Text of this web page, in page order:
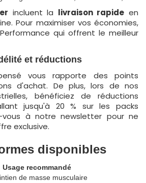
incluent la livraison rapide en
Pour maximiser vos économies,
qui offrent le meilleur
et réductions
vous rapporte des points
d'achat. De plus, lors de nos
bénéficiez de réductions
jusqu'à 20 % sur les packs
vous à notre newsletter pour ne
exclusive.
disponibles
Usage recommandé
de masse musculaire